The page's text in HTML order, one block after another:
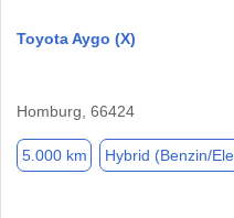
Toyota Aygo (X)
Homburg, 66424
5.000 km Hybrid (Benzin/